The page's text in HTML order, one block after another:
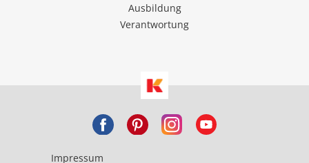
Ausbildung
Verantwortung
Impressum